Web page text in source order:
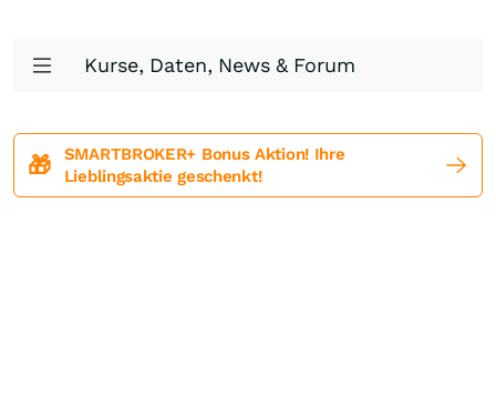
Kurse, Daten, News & Forum
🎁
SMARTBROKER+ Bonus Aktion! Ihre
Lieblingsaktie geschenkt!